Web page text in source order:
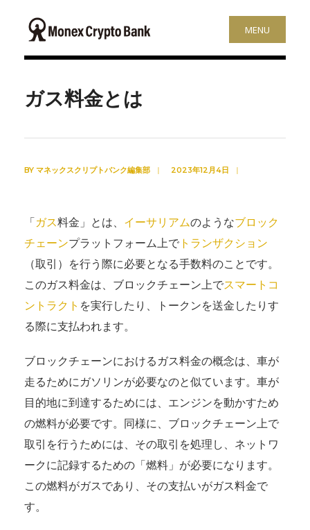
MENU
ガス料金とは
BY マネックスクリプトバンク編集部 | 2023年12月4日 |
「ガス料金」とは、 イーサリアムのようなブロック
チェーンプラットフォーム上で トランザクション
（取引）を行う際に必要となる手数料のことです。
このガス料金は、ブロックチェーン上でスマートコ
ントラクト を実行したり、トークンを送金したりす
る際に支払われます。
ブロックチェーンにおけるガス料金の概念は、車が
走るためにガソリンが必要なのと似ています。車が
目的地に到達するためには、エンジンを動かすため
の燃料が必要です。同様に、ブロックチェーン上で
取引を行うためには、その取引を処理し、ネットワ
ークに記録するための「燃料」が必要になります。
この燃料がガスであり、その支払いがガス料金で
す。